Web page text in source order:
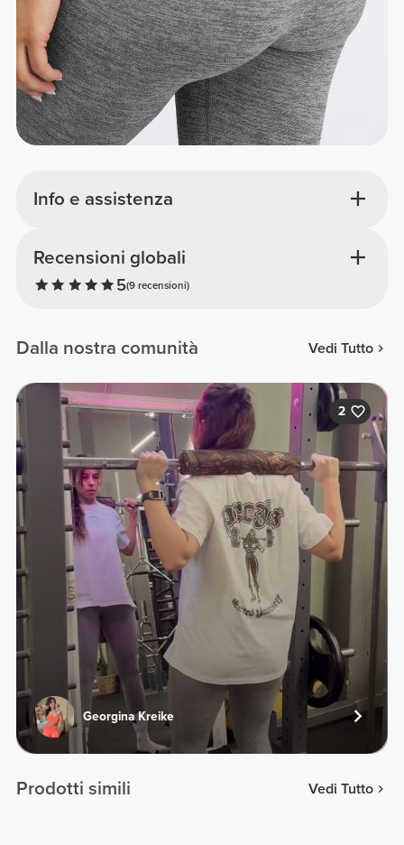
Info e assistenza
Recensioni globali
5(9 recensioni)
Dalla nostra comunità Vedi Tutto
2
Georgina Kreike
Prodotti simili Vedi Tutto